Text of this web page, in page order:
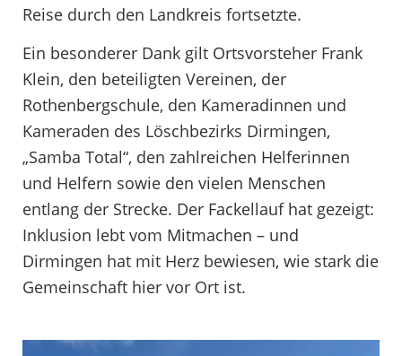
Reise durch den Landkreis fortsetzte.
Ein besonderer Dank gilt Ortsvorsteher Frank
Klein, den beteiligten Vereinen, der
Rothenbergschule, den Kameradinnen und
Kameraden des Löschbezirks Dirmingen,
„Samba Total“, den zahlreichen Helferinnen
und Helfern sowie den vielen Menschen
entlang der Strecke. Der Fackellauf hat gezeigt:
Inklusion lebt vom Mitmachen – und
Dirmingen hat mit Herz bewiesen, wie stark die
Gemeinschaft hier vor Ort ist.